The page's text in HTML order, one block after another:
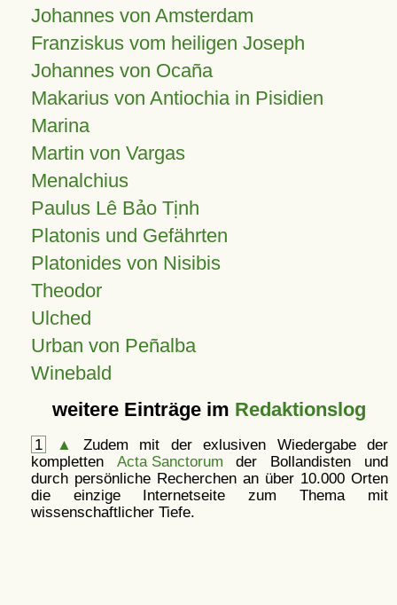
Johannes von Amsterdam
Franziskus vom heiligen Joseph
Johannes von Ocaña
Makarius von Antiochia in Pisidien
Marina
Martin von Vargas
Menalchius
Paulus Lê Bảo Tịnh
Platonis und Gefährten
Platonides von Nisibis
Theodor
Ulched
Urban von Peñalba
Winebald
weitere Einträge im Redaktionslog
1 ▲
Zudem mit der exlusiven Wiedergabe der
kompletten Acta Sanctorum der Bollandisten und
durch persönliche Recherchen an über 10.000 Orten
die einzige Internetseite zum Thema mit
wissenschaftlicher Tiefe.